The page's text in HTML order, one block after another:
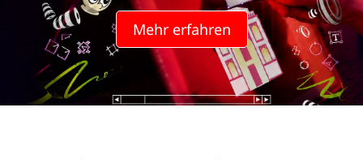
i
Mehr erfahren